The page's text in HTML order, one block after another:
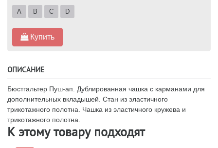
A B C D
Купить
ОПИСАНИЕ
Бюстгальтер Пуш-ап. Дублированная чашка с карманами для
дополнительных вкладышей. Стан из эластичного
трикотажного полотна. Чашка из эластичного кружева и
трикотажного полотна.
К этому товару подходят